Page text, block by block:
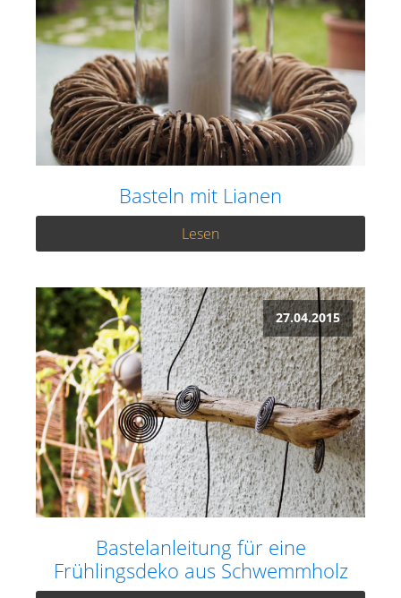
Basteln mit Lianen
Lesen
27.04.2015
Bastelanleitung für eine
Frühlingsdeko aus Schwemmholz